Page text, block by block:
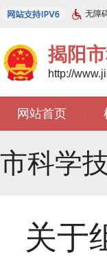
无障
揭阳
http://
网站首页
市科学
关于